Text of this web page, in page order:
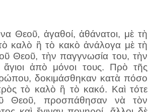
Θεοῦ, ἀγαθοί, ἀθάνατοι, μὲ τὴ
καλὸ ἢ τὸ κακὸ ἀνάλογα μὲ τὴ
Θεοῦ, τὴν παγγνωσία του, τὴν
ἅγιοι ἀπὸ μόνοι τους. Πρὸ τῆς
δοκιμάσθηκαν κατὰ πόσο
τὸ καλὸ ἢ τὸ κακό. Καὶ τότε
Θεοῦ, προσπάθησαν νὰ τὸν